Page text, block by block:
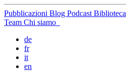
Pubblicazioni Blog Podcast Biblioteca
Team Chi siamo
de
fr
it
en